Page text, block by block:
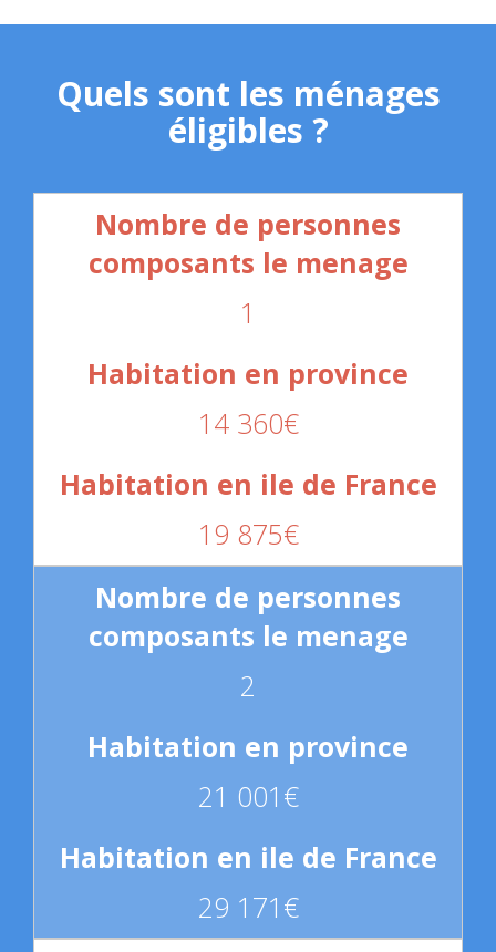
Quels sont les ménages
éligibles ?
1
14 360€
19 875€
2
21 001€
29 171€